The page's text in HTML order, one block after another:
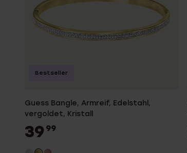
Guess Bangle, Armreif, Edelstahl,
vergoldet, Kristall
39 99
Bestseller